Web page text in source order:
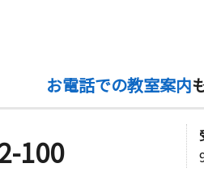
お電話での教室案内
100